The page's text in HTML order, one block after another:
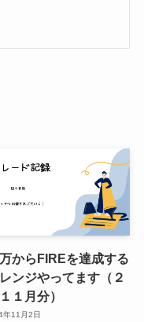
からFIREを達成する
ンジやってます（２
１月分）
年11月2日